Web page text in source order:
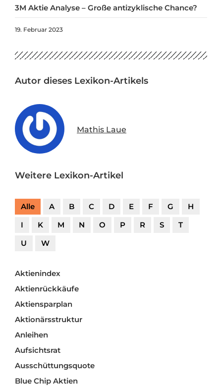
3M Aktie Analyse – Große antizyklische Chance?
19. Februar 2023
Autor dieses Lexikon-Artikels
Mathis Laue
Weitere Lexikon-Artikel
Alle A B C D E F G
H
I
K M N O P R S
T
U
W
Aktienindex
Aktienrückkäufe
Aktiensparplan
Aktionärsstruktur
Anleihen
Aufsichtsrat
Ausschüttungsquote
Blue Chip Aktien